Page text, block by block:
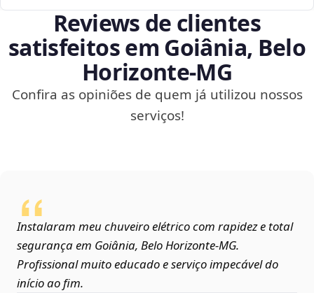
Reviews de clientes
satisfeitos em Goiânia, Belo
Horizonte‑MG
Confira as opiniões de quem já utilizou nossos
serviços!
Instalaram meu chuveiro elétrico com rapidez e total
segurança em Goiânia, Belo Horizonte‑MG.
Profissional muito educado e serviço impecável do
início ao fim.